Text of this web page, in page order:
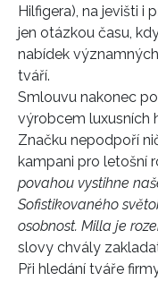
Hilfigera), na jevišti i
jen otázkou času,
nabídek
tváří.
Smlouvu nakonec
výrobcem luxusních
Značku nepodpoří
kampani pro letošní
povahou vystihne
Sofistikovaného
osobnost. Milla je
slovy chvály
Při hledání tváře